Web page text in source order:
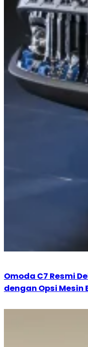
Omoda C7 Resmi
dengan Opsi Mesin